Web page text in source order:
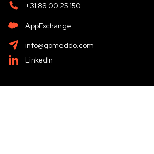
+31 88 00 25 150
AppExchange
info@gomeddo.com
LinkedIn